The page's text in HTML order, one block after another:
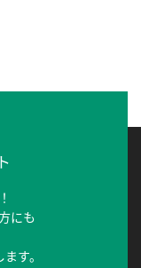
にも
す。